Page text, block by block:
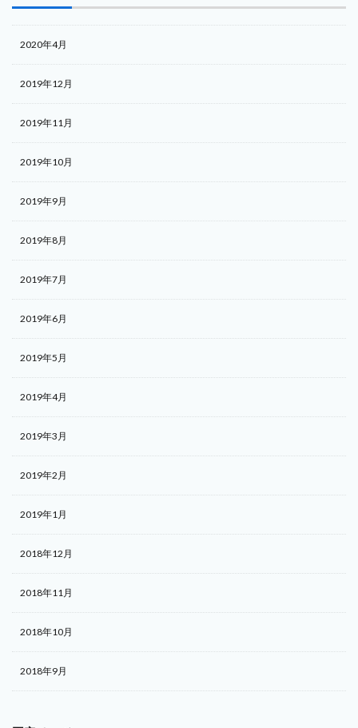
2020年4月
2019年12月
2019年11月
2019年10月
2019年9月
2019年8月
2019年7月
2019年6月
2019年5月
2019年4月
2019年3月
2019年2月
2019年1月
2018年12月
2018年11月
2018年10月
2018年9月